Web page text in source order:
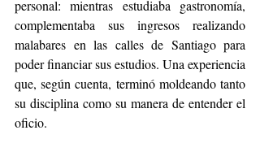
personal: mientras estudiaba gastronomía,
complementaba sus ingresos realizando
malabares en las calles de Santiago para
poder financiar sus estudios. Una experiencia
que, según cuenta, terminó moldeando tanto
su disciplina como su manera de entender el
oficio.